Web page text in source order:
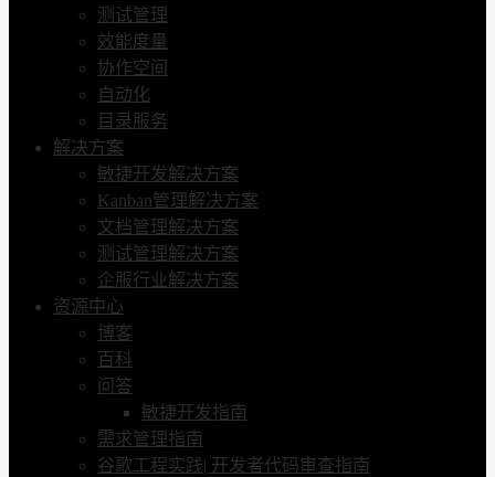
测试管理
效能度量
协作空间
自动化
目录服务
解决方案
敏捷开发解决方案
Kanban管理解决方案
文档管理解决方案
测试管理解决方案
企服行业解决方案
资源中心
博客
百科
问答
敏捷开发指南
需求管理指南
谷歌工程实践| 开发者代码审查指南